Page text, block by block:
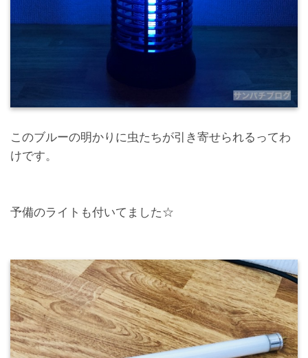
このブルーの明かりに虫たちが引き寄せられるってわ
けです。
予備のライトも付いてました☆